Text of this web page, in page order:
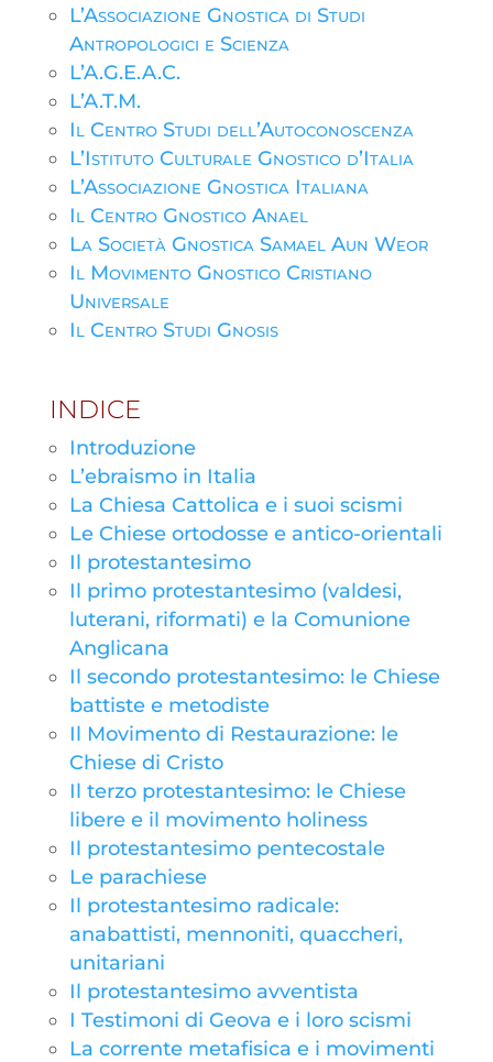
L’Associazione Gnostica di Studi
Antropologici e Scienza
L’A.G.E.A.C.
L’A.T.M.
Il Centro Studi dell’Autoconoscenza
L’Istituto Culturale Gnostico d’Italia
L’Associazione Gnostica Italiana
Il Centro Gnostico Anael
La Società Gnostica Samael Aun Weor
Il Movimento Gnostico Cristiano
Universale
Il Centro Studi Gnosis
INDICE
Introduzione
L’ebraismo in Italia
La Chiesa Cattolica e i suoi scismi
Le Chiese ortodosse e antico-orientali
Il protestantesimo
Il primo protestantesimo (valdesi,
luterani, riformati) e la Comunione
Anglicana
Il secondo protestantesimo: le Chiese
battiste e metodiste
Il Movimento di Restaurazione: le
Chiese di Cristo
Il terzo protestantesimo: le Chiese
libere e il movimento holiness
Il protestantesimo pentecostale
Le parachiese
Il protestantesimo radicale:
anabattisti, mennoniti, quaccheri,
unitariani
Il protestantesimo avventista
I Testimoni di Geova e i loro scismi
La corrente metafisica e i movimenti